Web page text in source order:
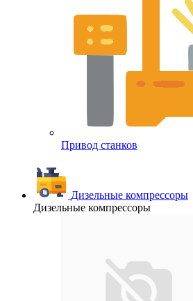
Привод станков
Дизельные компрессоры
Дизельные компрессоры